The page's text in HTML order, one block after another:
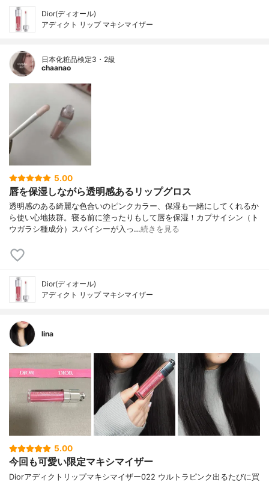
Dior(ディオール)
アディクト リップ マキシマイザー
日本化粧品検定3・2級
chaanao
5.00
唇を保湿しながら透明感あるリップグロス
透明感のある綺麗な色合いのピンクカラー、保湿も一緒にしてくれるか
ら使い心地抜群。寝る前に塗ったりもして唇を保湿！カプサイシン（ト
ウガラシ種成分）スパイシーが入っ…続きを見る
Dior(ディオール)
アディクト リップ マキシマイザー
lina
5.00
今回も可愛い限定マキシマイザー
Diorアディクトリップマキシマイザー022 ウルトラピンク出るたびに買